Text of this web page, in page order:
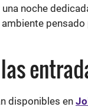
noche
disponibles en